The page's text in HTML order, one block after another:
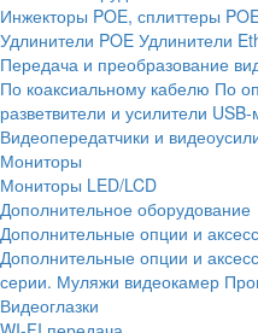
Инжекторы POE, сплиттеры
Удлинители POE Удлинители
Передача и преобразование
По коаксиальному кабелю По
разветвители и усилители
Видеопередатчики и
Мониторы
Мониторы LED/LCD
Дополнительное оборудование
Дополнительные опции и
Дополнительные опции и
серии. Муляжи видеокамер
Видеоглазки